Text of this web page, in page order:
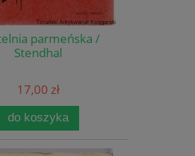
parmeńska /
Stendhal
17,00 zł
do koszyka